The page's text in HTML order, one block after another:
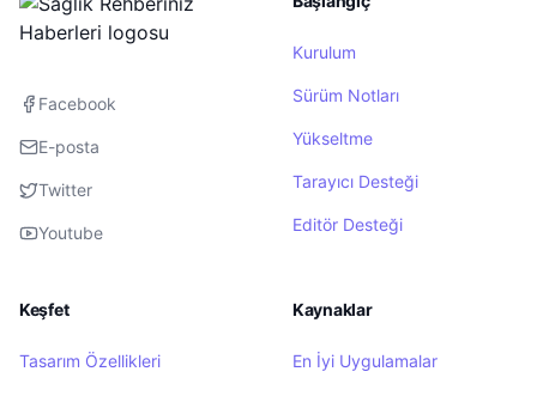
Facebook
E-posta
Twitter
Youtube
Kurulum
Sürüm Notları
Yükseltme
Tarayıcı Desteği
Editör Desteği
Keşfet
Tasarım Özellikleri
Kaynaklar
En İyi Uygulamalar